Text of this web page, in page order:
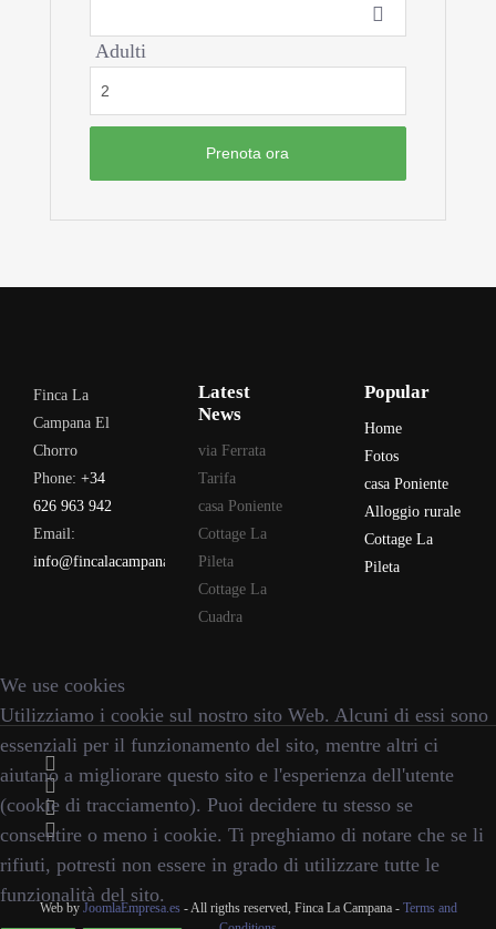
Adulti
Finca La
Campana El
Chorro
Phone: +34
626 963 942
Email:
info@fincalacampana.com
Latest
News
via Ferrata
Tarifa
casa Poniente
Cottage La
Pileta
Cottage La
Cuadra
Popular
Home
Fotos
casa Poniente
Alloggio rurale
Cottage La
Pileta
Web by JoomlaEmpresa.es- All rigths reserved, Finca La Campana - Terms and
We use cookies
Utilizziamo i cookie sul nostro sito Web. Alcuni di essi sono
essenziali per il funzionamento del sito, mentre altri ci
aiutano a migliorare questo sito e l'esperienza dell'utente
(cookie di tracciamento). Puoi decidere tu stesso se
consentire o meno i cookie. Ti preghiamo di notare che se li
rifiuti, potresti non essere in grado di utilizzare tutte le
funzionalità del sito.